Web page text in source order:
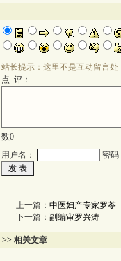
站长提示：这里不是互动留言处
点 评：
数0
用户名：
密码
上一篇： 中医妇产专家罗苓
下一篇： 副编审罗兴涛
>> 相关文章